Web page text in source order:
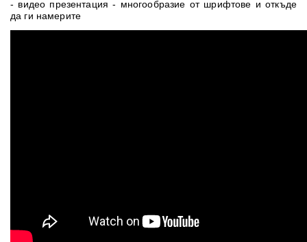
- видео презентация - многообразие от шрифтове и откъде
да ги намерите